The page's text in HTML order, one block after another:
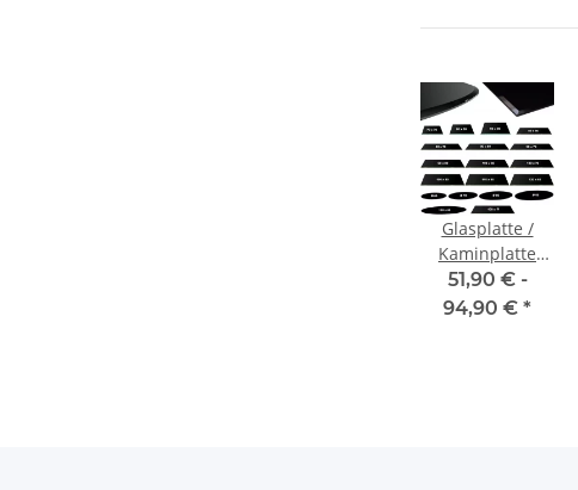
Glasplatte /
Kaminplatte
ESG-Glas –
schwarz
51,90 € -
94,90 € *